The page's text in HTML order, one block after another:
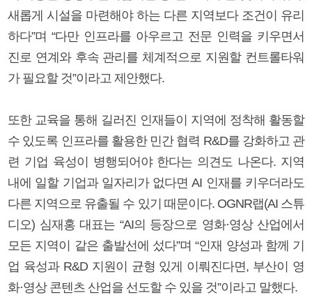
새롭게 시설을 마련해야 하는 다른 지역보다 조건이 유리
하다”며 “다만 인프라를 아우르고 전문 인력을 키우면서
진로 연계와 후속 관리를 체계적으로 지원할 컨트롤타워
가 필요할 것”이라고 제안했다.
또한 교육을 통해 길러진 인재들이 지역에 정착해 활동할
수 있도록 인프라를 활용한 민간 협력 R&D를 강화하고 관
련 기업 육성이 병행되어야 한다는 의견도 나온다. 지역
내에 일할 기업과 일자리가 없다면 AI 인재를 키우더라도
다른 지역으로 유출될 수 있기 때문이다. OGNR랩(AI 스튜
디오) 심재홍 대표는 “AI의 등장으로 영화·영상 산업에서
모든 지역이 같은 출발선에 섰다”며 “인재 양성과 함께 기
업 육성과 R&D 지원이 균형 있게 이뤄진다면, 부산이 영
화·영상 콘텐츠 산업을 선도할 수 있을 것”이라고 말했다.